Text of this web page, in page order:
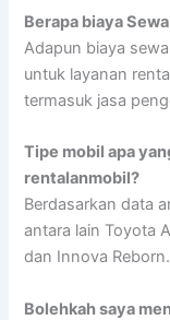
Berapa biaya
Adapun biaya
untuk layanan
termasuk jasa
Tipe mobil apa
rentalanmobil?
Berdasarkan data
antara lain Toyota
dan Innova Reborn.
Bolehkah saya